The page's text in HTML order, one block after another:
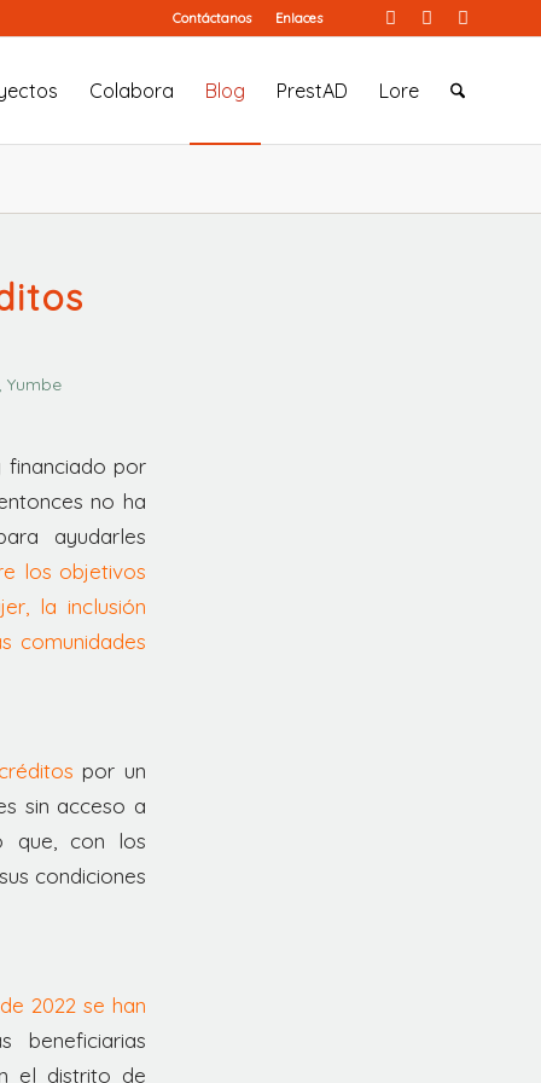
Contáctanos Enlaces
Colabora Blog PrestAD Lore
Yumbe
financiado por
no ha
ayudarles
los objetivos
la inclusión
comunidades
por un
sin acceso a
que, con los
condiciones
2022 se han
beneficiarias
el distrito de